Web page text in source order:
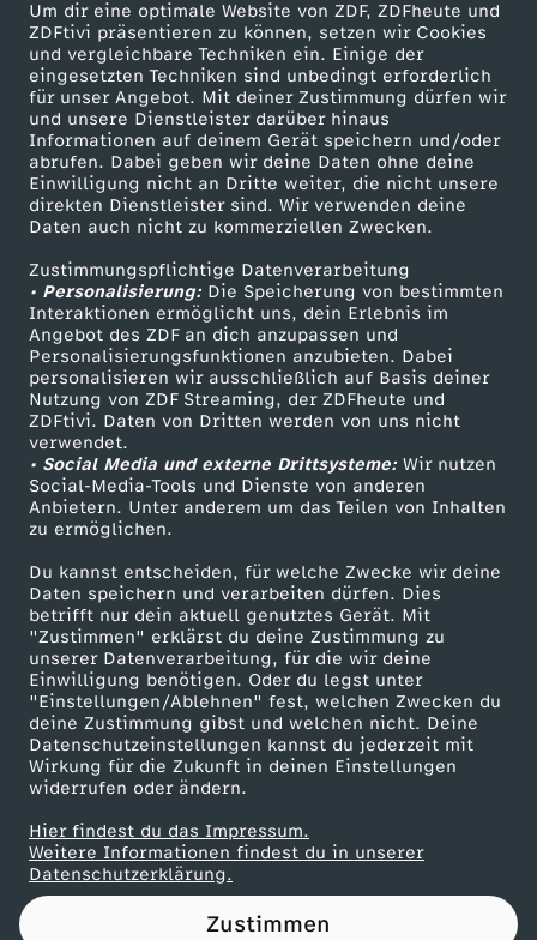
Um dir eine optimale Website von ZDF, ZDFheute und
ZDFtivi präsentieren zu können, setzen wir Cookies
und vergleichbare Techniken ein. Einige der
eingesetzten Techniken sind unbedingt erforderlich
für unser Angebot. Mit deiner Zustimmung dürfen wir
und unsere Dienstleister darüber hinaus
Informationen auf deinem Gerät speichern und/oder
abrufen. Dabei geben wir deine Daten ohne deine
Einwilligung nicht an Dritte weiter, die nicht unsere
direkten Dienstleister sind. Wir verwenden deine
Daten auch nicht zu kommerziellen Zwecken.
Zustimmungspflichtige Datenverarbeitung
• Personalisierung:Die Speicherung von bestimmten
Interaktionen ermöglicht uns, dein Erlebnis im
Angebot des ZDF an dich anzupassen und
Personalisierungsfunktionen anzubieten. Dabei
personalisieren wir ausschließlich auf Basis deiner
Nutzung von ZDF Streaming, der ZDFheute und
ZDFtivi. Daten von Dritten werden von uns nicht
verwendet.
• Social Media und externe Drittsysteme:Wir nutzen
Social-Media-Tools und Dienste von anderen
Anbietern. Unter anderem um das Teilen von Inhalten
zu ermöglichen.
Du kannst entscheiden, für welche Zwecke wir deine
Daten speichern und verarbeiten dürfen. Dies
betrifft nur dein aktuell genutztes Gerät. Mit
"Zustimmen" erklärst du deine Zustimmung zu
unserer Datenverarbeitung, für die wir deine
Einwilligung benötigen. Oder du legst unter
"Einstellungen/Ablehnen" fest, welchen Zwecken du
deine Zustimmung gibst und welchen nicht. Deine
Datenschutzeinstellungen kannst du jederzeit mit
Wirkung für die Zukunft in deinen Einstellungen
widerrufen oder ändern.
Hier findest du das Impressum.
Weitere Informationen findest du in unserer
Datenschutzerklärung.
Zustimmen
r
g
e
r
g
e
l
d
Mehr ZDF
ZDF-Apps
Smart TV
ZDFtext
Livestreams
Sendungen A-Z
TV-Programm
Service
ZDFmitreden
Kontakt zum ZDF
Tickets
Zuschauerservice
Hilfe
ZDF Unternehmen
Karriere
ZDF goes Schule
Werbefernsehen
Mainzelmännchen
Partner